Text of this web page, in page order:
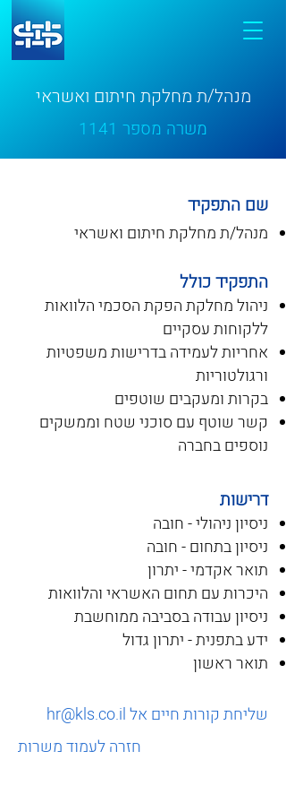
מנהל/ת מחלקת חיתום ואשראי
משרה מספר 1141
שם התפקיד
מנהל/ת מחלקת חיתום ואשראי
התפקיד כולל
ניהול מחלקת הפקת הסכמי הלוואות
ללקוחות עסקיים
אחריות לעמידה בדרישות משפטיות
ורגולטוריות
בקרות ומעקבים שוטפים
קשר שוטף עם סוכני שטח וממשקים
נוספים בחברה
דרישות
ניסיון ניהולי - חובה
ניסיון בתחום - חובה
תואר אקדמי - יתרון
היכרות עם תחום האשראי והלוואות
ניסיון עבודה בסביבה ממוחשבת
ידע בתפנית - יתרון גדול
תואר ראשון
שליחת קורות חיים אל hr@kls.co.il
חזרהלעמוד משרות